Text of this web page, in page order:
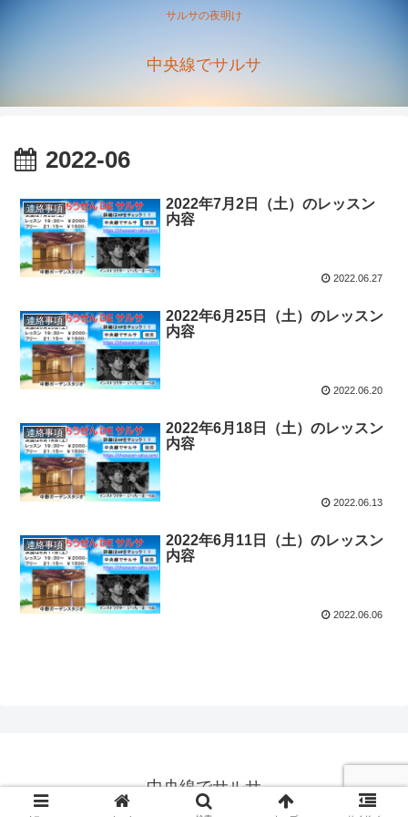
サルサの夜明け
中央線でサルサ
2022-06
連絡事項
2022年7月2日（土）のレッスン
内容
2022.06.27
連絡事項
2022年6月25日（土）のレッスン
内容
2022.06.20
連絡事項
2022年6月18日（土）のレッスン
内容
2022.06.13
連絡事項
2022年6月11日（土）のレッスン
内容
2022.06.06
中央線でサルサ
© 2019 中央線でサルサ.